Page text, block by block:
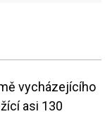
vycházejícího
asi 130